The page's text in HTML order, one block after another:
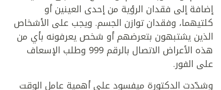
إضافة إلى فقدان الرؤية من إحدى العينين أو
كلتيهما، وفقدان توازن الجسم. ويجب على الأشخاص
الذين يشتبهون بتعرضهم أو شخص يعرفونه بأي من
هذه الأعراض الاتصال بالرقم 999 وطلب الإسعاف
على الفور.
وشدّدت الدكتورة ميفسود على أهمية عامل الوقت